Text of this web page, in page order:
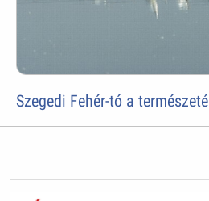
Szegedi Fehér-tó a természeté